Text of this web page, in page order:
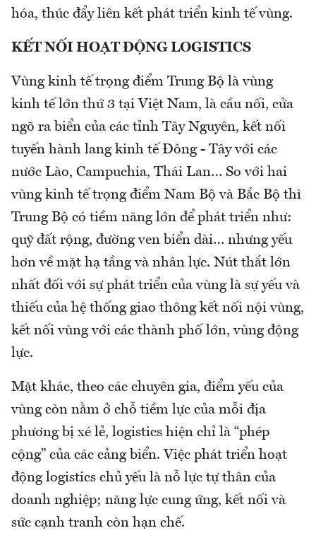
hóa, thúc đẩy liên kết phát triển kinh tế vùng.
KẾT NỐI HOẠT ĐỘNG LOGISTICS
Vùng kinh tế trọng điểm Trung Bộ là vùng
kinh tế lớn thứ 3 tại Việt Nam, là cầu nối, cửa
ngõ ra biển của các tỉnh Tây Nguyên, kết nối
tuyến hành lang kinh tế Đông - Tây với các
nước Lào, Campuchia, Thái Lan… So với hai
vùng kinh tế trọng điểm Nam Bộ và Bắc Bộ thì
Trung Bộ có tiềm năng lớn để phát triển như:
quỹ đất rộng, đường ven biển dài… nhưng yếu
hơn về mặt hạ tầng và nhân lực. Nút thắt lớn
nhất đối với sự phát triển của vùng là sự yếu và
thiếu của hệ thống giao thông kết nối nội vùng,
kết nối vùng với các thành phố lớn, vùng động
lực.
Mặt khác, theo các chuyên gia, điểm yếu của
vùng còn nằm ở chỗ tiềm lực của mỗi địa
phương bị xé lẻ, logistics hiện chỉ là “phép
cộng” của các cảng biển. Việc phát triển hoạt
động logistics chủ yếu là nỗ lực tự thân của
doanh nghiệp; năng lực cung ứng, kết nối và
sức cạnh tranh còn hạn chế.